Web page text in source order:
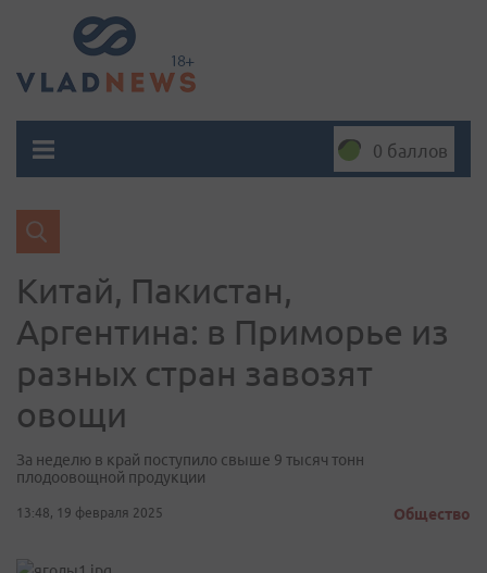
0 баллов
Китай, Пакистан,
Аргентина: в Приморье из
разных стран завозят
овощи
За неделю в край поступило свыше 9 тысяч тонн
плодоовощной продукции
13:48, 19 февраля 2025 Общество